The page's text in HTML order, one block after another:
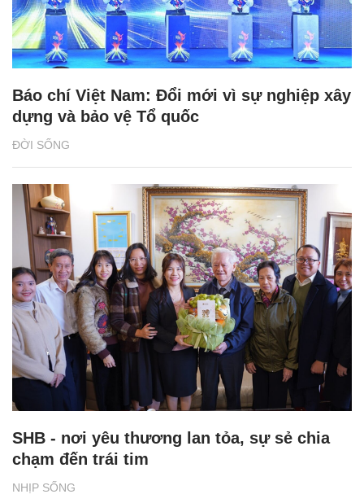
ĐỜI SỐNG
Báo chí Việt Nam: Đổi mới vì sự nghiệp xây
dựng và bảo vệ Tổ quốc
NHỊP SỐNG
SHB - nơi yêu thương lan tỏa, sự sẻ chia
chạm đến trái tim